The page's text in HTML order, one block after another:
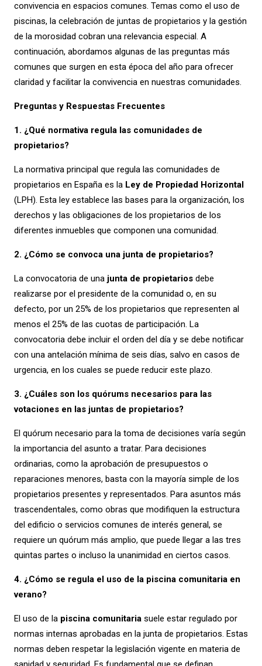
convivencia en espacios comunes. Temas como el uso de
piscinas, la celebración de juntas de propietarios y la gestión
de la morosidad cobran una relevancia especial. A
continuación, abordamos algunas de las preguntas más
comunes que surgen en esta época del año para ofrecer
claridad y facilitar la convivencia en nuestras comunidades.
Preguntas y Respuestas Frecuentes
1. ¿Qué normativa regula las comunidades de
propietarios?
La normativa principal que regula las comunidades de
propietarios en España es la Ley de Propiedad Horizontal
(LPH). Esta ley establece las bases para la organización, los
derechos y las obligaciones de los propietarios de los
diferentes inmuebles que componen una comunidad.
2. ¿Cómo se convoca una junta de propietarios?
La convocatoria de una junta de propietariosdebe
realizarse por el presidente de la comunidad o, en su
defecto, por un 25% de los propietarios que representen al
menos el 25% de las cuotas de participación. La
convocatoria debe incluir el orden del día y se debe notificar
con una antelación mínima de seis días, salvo en casos de
urgencia, en los cuales se puede reducir este plazo.
3. ¿Cuáles son los quórums necesarios para las
votaciones en las juntas de propietarios?
El quórum necesario para la toma de decisiones varía según
la importancia del asunto a tratar. Para decisiones
ordinarias, como la aprobación de presupuestos o
reparaciones menores, basta con la mayoría simple de los
propietarios presentes y representados. Para asuntos más
trascendentales, como obras que modifiquen la estructura
del edificio o servicios comunes de interés general, se
requiere un quórum más amplio, que puede llegar a las tres
quintas partes o incluso la unanimidad en ciertos casos.
4. ¿Cómo se regula el uso de la piscina comunitaria en
verano?
El uso de la piscina comunitariasuele estar regulado por
normas internas aprobadas en la junta de propietarios. Estas
normas deben respetar la legislación vigente en materia de